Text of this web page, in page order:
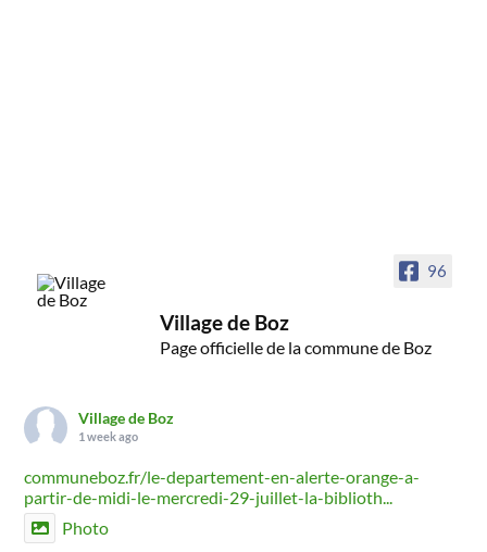
96
Village de Boz
Page officielle de la commune de Boz
Village de Boz
1 week ago
communeboz.fr/le-departement-en-alerte-orange-a-
partir-de-midi-le-mercredi-29-juillet-la-biblioth...
Photo